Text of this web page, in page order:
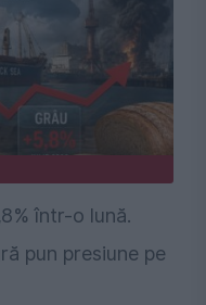
într-o lună.
pun presiune pe